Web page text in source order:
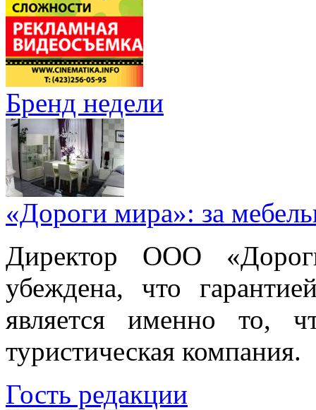
Бренд недели
«Дороги мира»: за
Директор ООО
убеждена, что
является именно то,
туристическая компания.
Гость редакции